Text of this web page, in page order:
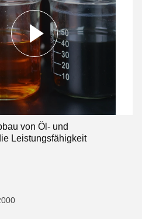
von Öl- und
Leistungsfähigkeit